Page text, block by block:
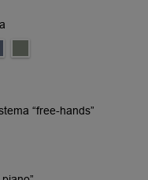
“free-hands”